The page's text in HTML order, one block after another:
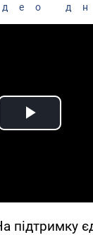
Play
підтримку